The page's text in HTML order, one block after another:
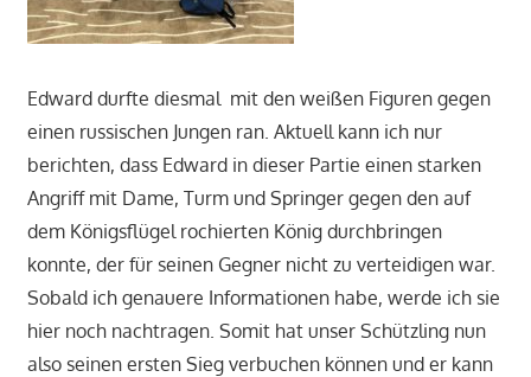
Edward durfte diesmal mit den weißen Figuren gegen
einen russischen Jungen ran. Aktuell kann ich nur
berichten, dass Edward in dieser Partie einen starken
Angriff mit Dame, Turm und Springer gegen den auf
dem Königsflügel rochierten König durchbringen
konnte, der für seinen Gegner nicht zu verteidigen war.
Sobald ich genauere Informationen habe, werde ich sie
hier noch nachtragen. Somit hat unser Schützling nun
also seinen ersten Sieg verbuchen können und er kann